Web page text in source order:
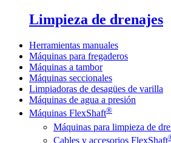
Limpieza de drenajes
Herramientas manuales
Máquinas para fregaderos
Máquinas a tambor
Máquinas seccionales
Limpiadoras de desagües de varilla
Máquinas de agua a presión
Máquinas FlexShaft®
Máquinas para limpieza de
Cables y accesorios FlexShaft